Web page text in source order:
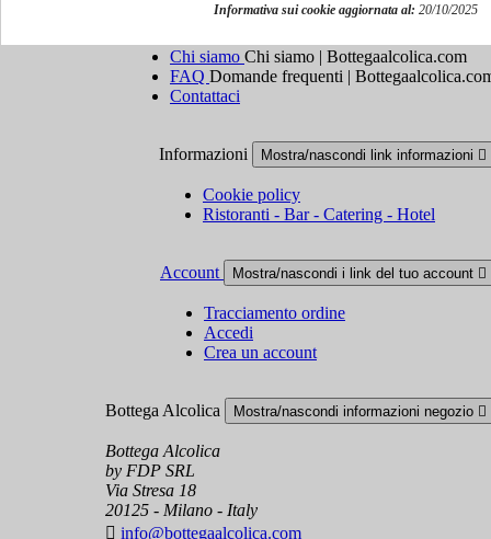
Mostra/nascondi link chi siamo
Chi siamo Chi siamo | Bottegaalcolica.com
FAQ Domande frequenti |
Contattaci
Informazioni Mostra/nascondi link informazioni 
Cookie policy
Ristoranti - Bar - Catering - Hotel
Account Mostra/nascondi i link del tuo account 
Tracciamento ordine
Accedi
Crea un account
Bottega Alcolica Mostra/nascondi informazioni negozio 
Bottega Alcolica
by FDP SRL
Via Stresa 18
20125 - Milano - Italy
 info@bottegaalcolica.com
Informativa sui cookie aggiornata al: 20/10/2025